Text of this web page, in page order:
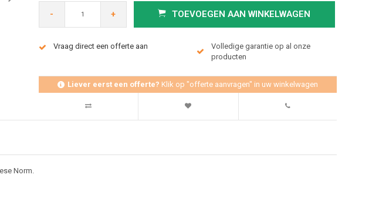
- + TOEVOEGEN AAN WINKELWAGEN
Vraag direct een offerte aan
Volledige garantie op al onze
producten
Liever eerst een offerte? Klik op "offerte aanvragen" in uw winkelwagen
Norm.